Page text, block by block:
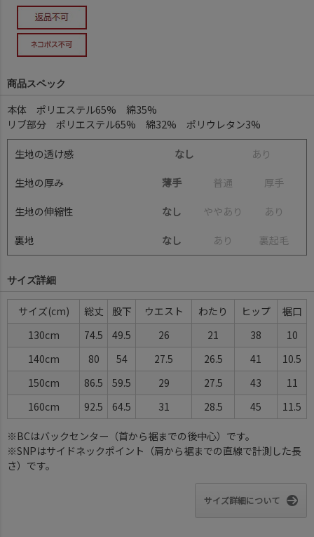
商品スペック
本体 ポリエステル65% 綿35%
リブ部分 ポリエステル65% 綿32% ポリウレタン3%
生地の透け感 なし あ り
生地の厚み 薄手 普通 厚手
生地の伸縮性 なし ややあ り あ り
裏地 なし あ り 裏起毛
サイズ詳細
サイズ(cm) 総丈 股下 ウエスト わたり ヒップ
裾口
130cm
74.5 49.5 26 21 38
10
140cm
80 54 27.5 26.5 41
10.5
150cm
86.5 59.5 29 27.5 43
11
160cm
92.5 64.5 31 28.5 45 11.5
※BCはバックセンター（首から裾までの後中心）です。
※SNPはサイドネックポイント（肩から裾までの直線で計測した長
さ）です。
サイズ詳細について